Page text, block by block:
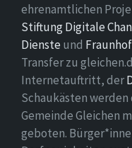
ehrenamtlichen
Stiftung Digitale
Dienste und
Transfer zu
Internetauftritt, der
Schaukästen
Gemeinde Gleichen
geboten.